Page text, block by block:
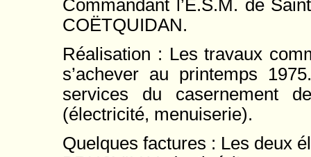
Commandant l’E.S.M. de
COËTQUIDAN.
Réalisation : Les travaux
s’achever au printemps
services du casernement
(électricité, menuiserie).
Quelques factures : Les deux